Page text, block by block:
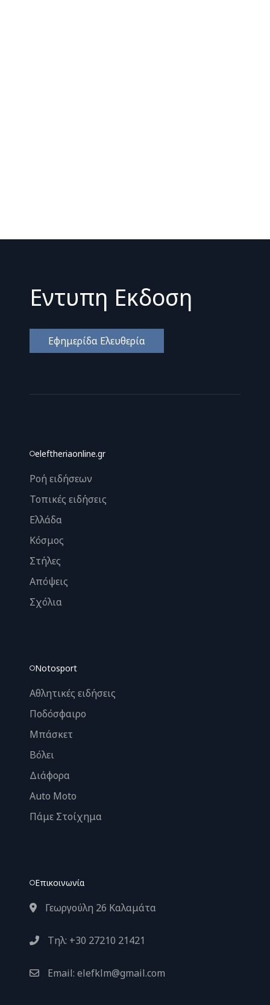
Εντυπη Εκδοση
Εφημερίδα Ελευθερία
eleftheriaonline.gr
Ροή ειδήσεων
Τοπικές ειδήσεις
Ελλάδα
Κόσμος
Στήλες
Απόψεις
Σχόλια
Notosport
Αθλητικές ειδήσεις
Ποδόσφαιρο
Μπάσκετ
Βόλει
Διάφορα
Auto Moto
Πάμε Στοίχημα
Επικοινωνία
Γεωργούλη 26 Καλαμάτα
Τηλ: +30 27210 21421
Email: elefklm@gmail.com